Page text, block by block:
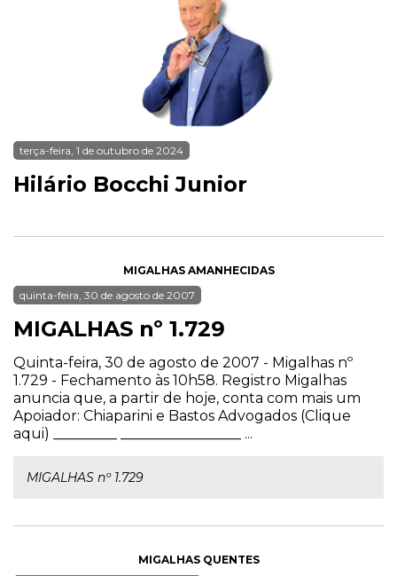
terça-feira, 1 de outubro de 2024
Hilário Bocchi Junior
MIGALHAS AMANHECIDAS
quinta-feira, 30 de agosto de 2007
MIGALHAS nº 1.729
Quinta-feira, 30 de agosto de 2007 - Migalhas nº
1.729 - Fechamento às 10h58. Registro Migalhas
anuncia que, a partir de hoje, conta com mais um
Apoiador: Chiaparini e Bastos Advogados (Clique
aqui) _________ _________________ ...
MIGALHAS nº 1.729
MIGALHAS QUENTES